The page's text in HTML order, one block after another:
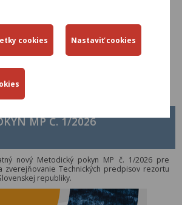
MP Č. 1/2026
nový Metodický pokyn MP č. 1/2026 pre
zverejňovanie Technických predpisov rezortu
republiky.